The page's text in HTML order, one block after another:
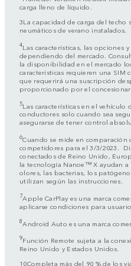
carga lleno de líquido.
3La capacidad de carga del techo
neumáticos de verano instalados.
4Las características, las opciones
dependiendo del mercado.
la disponibilidad en el mercado
características requieren una SIM
que requerirá una suscripción
proporcionado por el
5Las características en el
conductores solo cuando sea
asegurarse de tener control
6Cuando se mide en comparación
competidores para el 3/3/2023.
conectados de Reino Unido,
la tecnología Nanoe™ X ayudan
olores, las bacterias, los
utilizan según las instrucciones.
7Apple CarPlay es una marca
aplicarse condiciones para
8Android Auto es una marca
9Función Remote sujeta a la
Reino Unido y Estados Unidos.
10Completa más del 90 % de los